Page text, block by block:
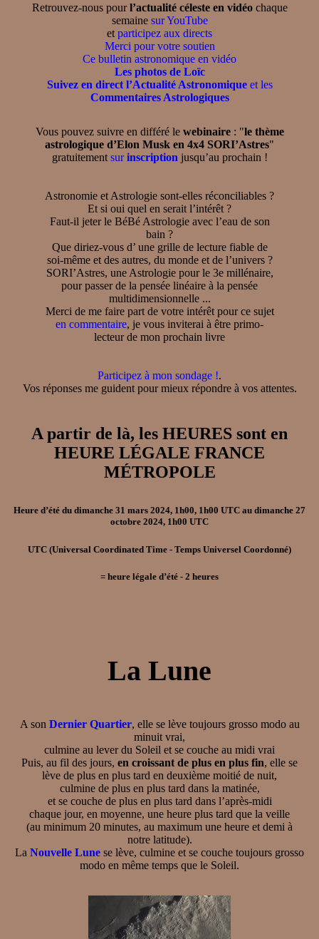
Retrouvez-nous pourl’actualité céleste en vidéochaque
semaine sur YouTube
et participez aux directs
Merci pour votre soutien
Ce bulletin astronomique en vidéo
Les photos de Loïc
Suivez en direct l’Actualité Astronomiqueet les
Commentaires Astrologiques
Vous pouvez suivre en différé le webinaire: "le thème
astrologique d’Elon Musk en 4x4 SORI’Astres"
gratuitement surinscription jusqu’au prochain !
Astronomie et Astrologie sont-elles réconciliables ?
Et si oui quel en serait l’intérêt ?
Faut-il jeter le BéBé Astrologie avec l’eau de son
bain ?
Que diriez-vous d’ une grille de lecture fiable de
soi-même et des autres, du monde et de l’univers ?
SORI’Astres, une Astrologie pour le 3e millénaire,
pour passer de la pensée linéaire à la pensée
multidimensionnelle ...
Merci de me faire part de votre intérêt pour ce sujet
en commentaire, je vous inviterai à être primo-
lecteur de mon prochain livre
Participez à mon sondage !.
Vos réponses me guident pour mieux répondre à vos attentes.
A partir de là, les HEURES sont en
HEURE LÉGALE FRANCE
MÉTROPOLE
Heure d’été du dimanche 31 mars 2024, 1h00, 1h00 UTC au dimanche 27
octobre 2024, 1h00 UTC
UTC (Universal Coordinated Time - Temps Universel Coordonné)
= heure légale d’été - 2 heures
La Lune
A son Dernier Quartier, elle se lève toujours grosso modo au
minuit vrai,
culmine au lever du Soleil et se couche au midi vrai
Puis, au fil des jours, en croissant de plus en plus fin, elle se
lève de plus en plus tard en deuxième moitié de nuit,
culmine de plus en plus tard dans la matinée,
et se couche de plus en plus tard dans l’après-midi
chaque jour, en moyenne, une heure plus tard que la veille
(au minimum 20 minutes, au maximum une heure et demi à
notre latitude).
La Nouvelle Lune se lève, culmine et se couche toujours grosso
modo en même temps que le Soleil.